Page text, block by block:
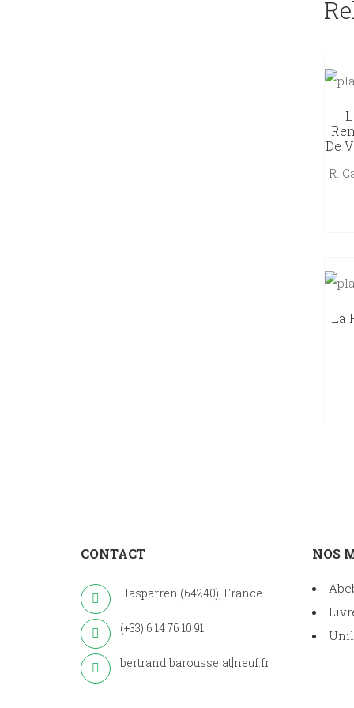
De
R.
La
CONTACT
Hasparren (64240), France
(+33) 6 14 76 10 91
bertrand.barousse[at]neuf.fr
NOS